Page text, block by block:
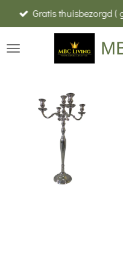
direct
naar
Gratis thuisbezorgd (